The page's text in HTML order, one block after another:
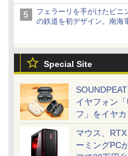
ションマッピングを追加、
フェラーリを手がけたピニ
の鉄道を初デザイン。南海
Special Site
イヤフォン
フ」をイヤ
マウス、
ーミングPC